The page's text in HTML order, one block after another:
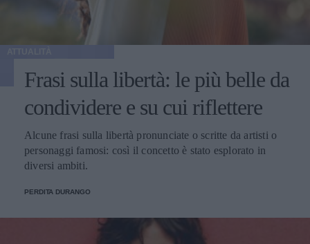
Frasi sulla libertà: le più belle da
condividere e su cui riflettere
Alcune frasi sulla libertà pronunciate o scritte da artisti o
personaggi famosi: così il concetto è stato esplorato in
diversi ambiti.
PERDITA DURANGO